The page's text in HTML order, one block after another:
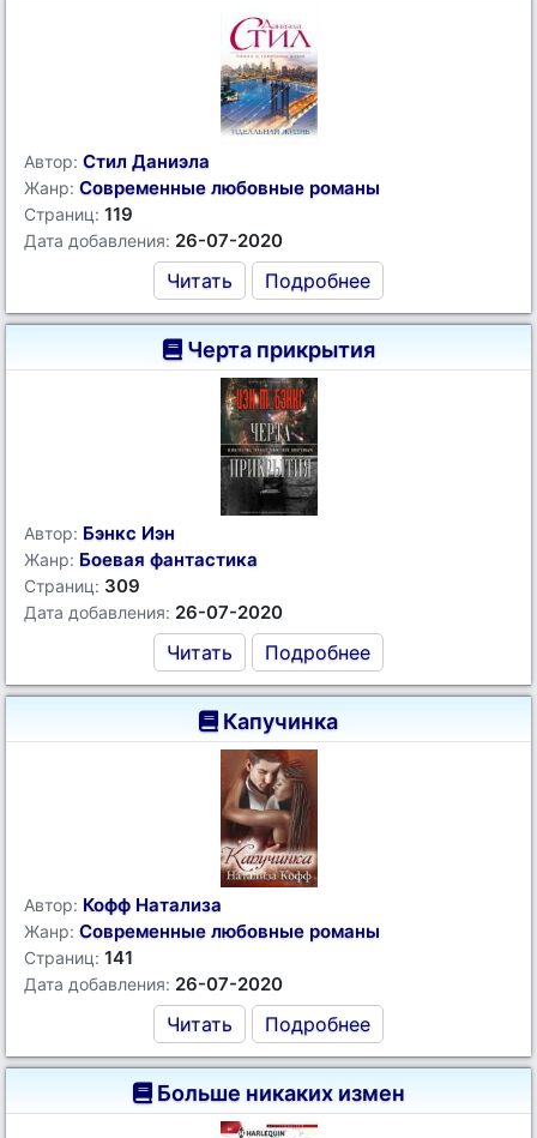
Автор: Стил Даниэла
Жанр: Современные любовные романы
Страниц: 119
Дата добавления: 26-07-2020
Читать Подробнее
Черта прикрытия
Автор: Бэнкс Иэн
Жанр: Боевая фантастика
Страниц: 309
Дата добавления: 26-07-2020
Читать Подробнее
Капучинка
Автор: Кофф Натализа
Жанр: Современные любовные романы
Страниц: 141
Дата добавления: 26-07-2020
Читать Подробнее
Больше никаких измен